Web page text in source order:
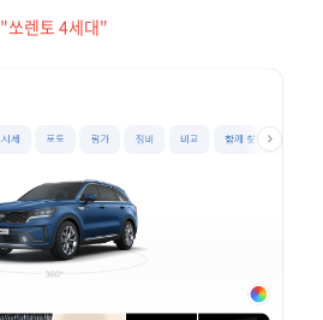
"쏘렌토 4세대"